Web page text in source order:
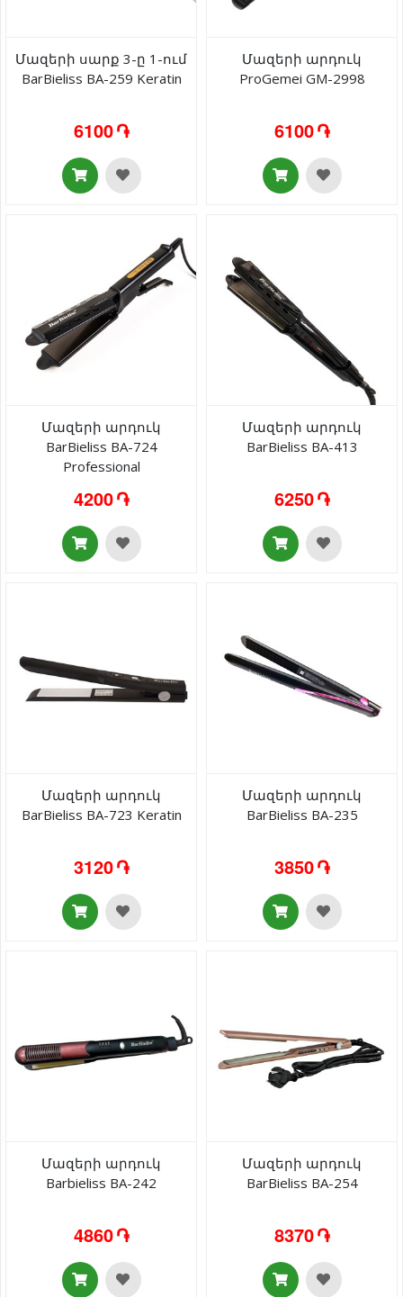
Մազերի սարք 3-ը 1-ում
BarBieliss BA-259 Keratin
6100 ֏
Մազերի արդուկ
ProGemei GM-2998
6100 ֏
Մազերի արդուկ
BarBieliss BA-724
Professional
4200 ֏
Մազերի արդուկ
BarBieliss BA-413
6250 ֏
Մազերի արդուկ
BarBieliss BA-723 Keratin
3120 ֏
Մազերի արդուկ
BarBieliss BA-235
3850 ֏
Մազերի արդուկ
Barbieliss BA-242
4860 ֏
Մազերի արդուկ
BarBieliss BA-254
8370 ֏